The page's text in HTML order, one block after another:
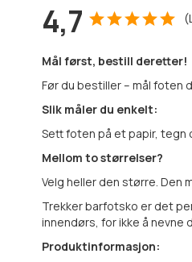
4,7 (
Mål først, bestill deretter!
Før du bestiller – mål foten
Slik måler du enkelt:
Sett foten på et papir, tegn
Mellom to størrelser?
Velg heller den større. Den
Trekker barfotsko er det
innendørs, for ikke å
Produktinformasjon: